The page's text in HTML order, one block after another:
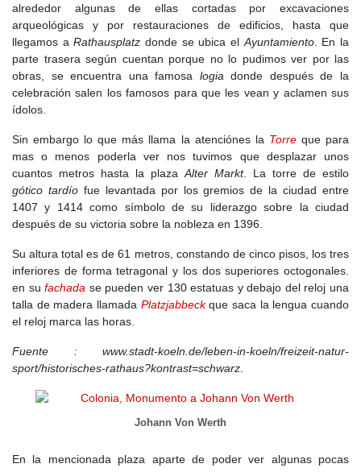
alrededor algunas de ellas cortadas por excavaciones
arqueológicas y por restauraciones de edificios, hasta que
llegamos aRathausplatz donde se ubica elAyuntamiento. En la
parte trasera según cuentan porque no lo pudimos ver por las
obras, se encuentra una famosa logiadonde después de la
celebración salen los famosos para que les vean y aclamen sus
ídolos.
Sin embargo lo que más llama la atenciónes la Torreque para
mas o menos poderla ver nos tuvimos que desplazar unos
cuantos metros hasta la plazaAlter Markt. La torre de estilo
gótico tardíofue levantada por los gremios de la ciudad entre
1407 y 1414 como símbolo de su liderazgo sobre la ciudad
después de su victoria sobre la nobleza en 1396.
Su altura total es de 61 metros, constando de cinco pisos, los tres
inferiores de forma tetragonal y los dos superiores octogonales.
en sufachada se pueden ver 130 estatuas y debajo del reloj una
talla de madera llamada Platzjabbeckque saca la lengua cuando
el reloj marca las horas.
Fuente : www.stadt-koeln.de/leben-in-koeln/freizeit-natur-
sport/historisches-rathaus?kontrast=schwarz.
Johann Von Werth
En la mencionada plaza aparte de poder ver algunas pocas